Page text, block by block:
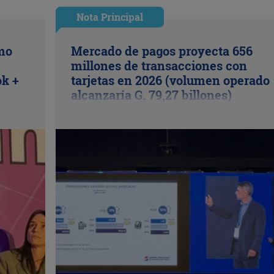
+
Nota Principal
Mercado de pagos proyecta 656
millones de transacciones con
tarjetas en 2026 (volumen operado
alcanzaría G. 79,27 billones)